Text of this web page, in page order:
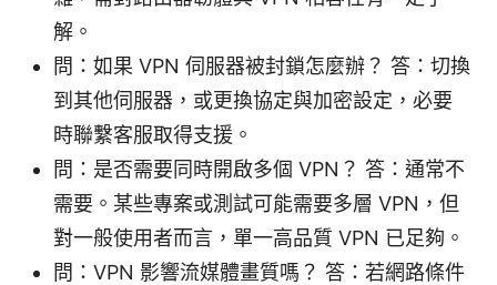
解。
問：如果 VPN 伺服器被封鎖怎麼辦？ 答：切換
到其他伺服器，或更換協定與加密設定，必要
時聯繫客服取得支援。
問：是否需要同時開啟多個 VPN？ 答：通常不
需要。某些專案或測試可能需要多層 VPN，但
對一般使用者而言，單一高品質 VPN 已足夠。
問：VPN 影響流媒體畫質嗎？ 答：若網路條件